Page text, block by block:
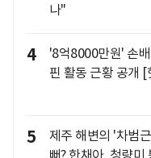
나"
4
'8억8000만원' 손
핀 활동 근황 공개 [
5
제주 해변의 '차범
뻐? 한채아, 청량미